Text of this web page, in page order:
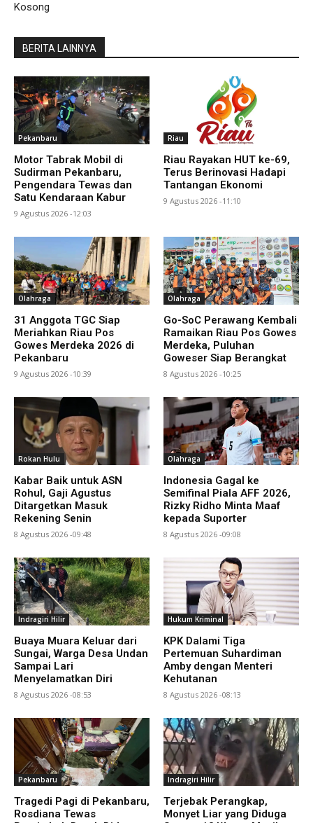
Kosong
BERITA LAINNYA
Pekanbaru
Motor Tabrak Mobil di
Sudirman Pekanbaru,
Pengendara Tewas dan
Satu Kendaraan Kabur
9 Agustus 2026 -12:03
Riau
Riau Rayakan HUT ke-69,
Terus Berinovasi Hadapi
Tantangan Ekonomi
9 Agustus 2026 -11:10
Olahraga
31 Anggota TGC Siap
Meriahkan Riau Pos
Gowes Merdeka 2026 di
Pekanbaru
9 Agustus 2026 -10:39
Olahraga
Go-SoC Perawang Kembali
Ramaikan Riau Pos Gowes
Merdeka, Puluhan
Goweser Siap Berangkat
8 Agustus 2026 -10:25
Rokan Hulu
Kabar Baik untuk ASN
Rohul, Gaji Agustus
Ditargetkan Masuk
Rekening Senin
8 Agustus 2026 -09:48
Olahraga
Indonesia Gagal ke
Semifinal Piala AFF 2026,
Rizky Ridho Minta Maaf
kepada Suporter
8 Agustus 2026 -09:08
Indragiri Hilir
Buaya Muara Keluar dari
Sungai, Warga Desa Undan
Sampai Lari
Menyelamatkan Diri
8 Agustus 2026 -08:53
Hukum Kriminal
KPK Dalami Tiga
Pertemuan Suhardiman
Amby dengan Menteri
Kehutanan
8 Agustus 2026 -08:13
Pekanbaru
Tragedi Pagi di Pekanbaru,
Rosdiana Tewas
Indragiri Hilir
Terjebak Perangkap,
Monyet Liar yang Diduga